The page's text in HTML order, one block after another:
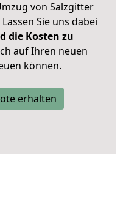
von Salzgitter
Sie uns dabei
die Kosten zu
auf Ihren neuen
können.
erhalten